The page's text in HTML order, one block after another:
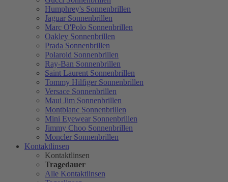
Humphrey's Sonnenbrillen
Jaguar Sonnenbrillen
Marc O'Polo Sonnenbrillen
Oakley Sonnenbrillen
Prada Sonnenbrillen
Polaroid Sonnenbrillen
Ray-Ban Sonnenbrillen
Saint Laurent Sonnenbrillen
Tommy Hilfiger Sonnenbrillen
Versace Sonnenbrillen
Maui Jim Sonnenbrillen
Montblanc Sonnenbrillen
Mini Eyewear Sonnenbrillen
Jimmy Choo Sonnenbrillen
Moncler Sonnenbrillen
Kontaktlinsen
Kontaktlinsen
Tragedauer
Alle Kontaktlinsen